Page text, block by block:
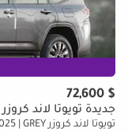
$ 72,600
جديدة تويوتا لاند كروزر GXR
تويوتا لاند كروزر GXR TOYOTA LAND CRUISER L GXR 2025 | GREY